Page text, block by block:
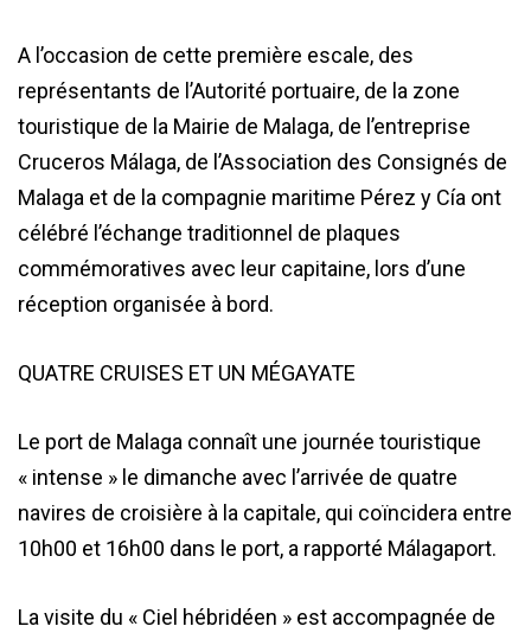
A l’occasion de cette première escale, des
représentants de l’Autorité portuaire, de la zone
touristique de la Mairie de Malaga, de l’entreprise
Cruceros Málaga, de l’Association des Consignés de
Malaga et de la compagnie maritime Pérez y Cía ont
célébré l’échange traditionnel de plaques
commémoratives avec leur capitaine, lors d’une
réception organisée à bord.
QUATRE CRUISES ET UN MÉGAYATE
Le port de Malaga connaît une journée touristique
« intense » le dimanche avec l’arrivée de quatre
navires de croisière à la capitale, qui coïncidera entre
10h00 et 16h00 dans le port, a rapporté Málagaport.
La visite du « Ciel hébridéen » est accompagnée de